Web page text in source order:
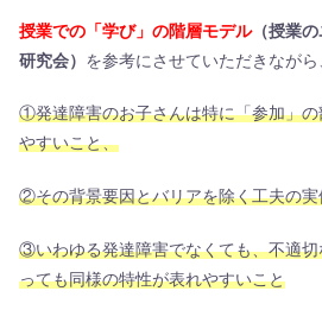
授業での「学び」の階層モデル（授業
研究会） を参考にさせていただきながら
①発達障害のお子さんは特に「参加」
やすいこと、
②その背景要因とバリアを除く工夫の実
③いわゆる発達障害でなくても、不適
っても同様の特性が表れやすいこと